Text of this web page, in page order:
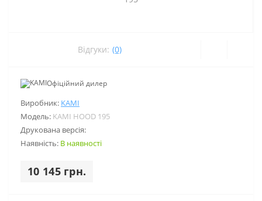
Відгуки: (0)
Виробник: KAMI
Модель: KAMI HOOD 195
Друкована версія:
Наявність: В наявності
10 145 грн.
Офіційний дилер